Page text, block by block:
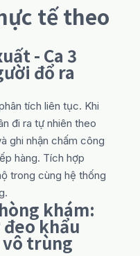
tế theo
- Ca 3
đổ ra
tích liên tục. Khi
đi ra tự nhiên theo
ghi nhận chấm công
hàng. Tích hợp
trong cùng hệ thống
khám:
đeo khẩu
trùng